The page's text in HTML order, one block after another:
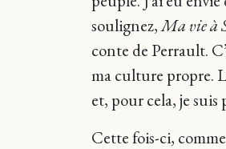
soulignez,Ma vie à
conte de Perrault.
ma culture propre.
et, pour cela, je
Cette fois-ci,